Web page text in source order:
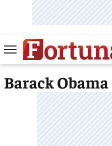
Barack Obama